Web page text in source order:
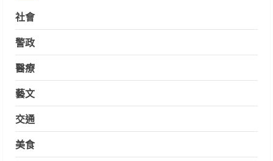
社會
警政
醫療
藝文
交通
美食